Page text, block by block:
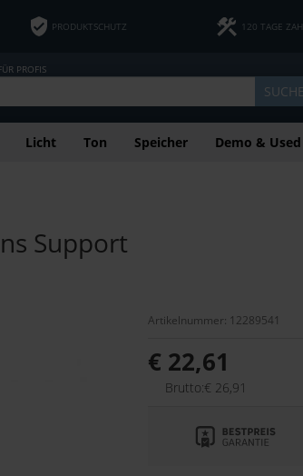
PRODUKTSCHUTZ 120 TAGE
PROFIS
Licht Ton Speicher Demo & Used
Support
Artikelnummer: 12289541
€ 22,61
Brutto:€ 26,91